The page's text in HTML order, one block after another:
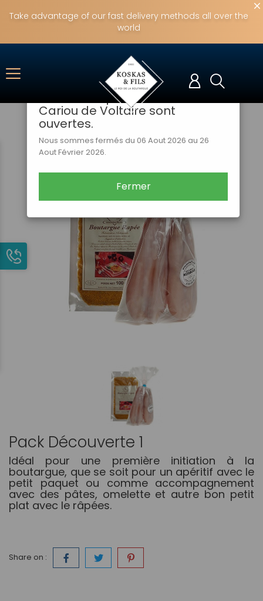
Notre boutique en ligne
fermera Jeudi 06 Aout
jusqu'au mercredi 26 Aout 2026
! Nos boutiques de Corentin
Cariou de Voltaire sont
ouvertes.
Nous sommes fermés du 06 Aout 2026 au 26
Aout Février 2026.
Fermer
Take advantage of our fast delivery methods all over the
world
Pack Découverte 1
Idéal pour une première initiation à la
boutargue, que se soit pour un apéritif avec le
petit paquet ou comme accompagnement
avec des pâtes, omelette et autre bon petit
plat avec le râpées.
Share on :